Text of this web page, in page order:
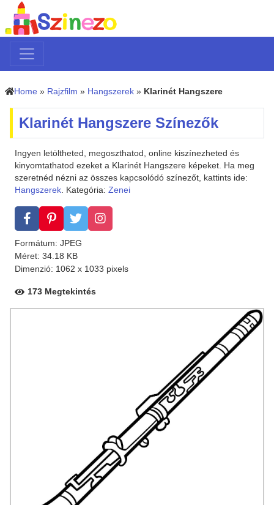
Home » Rajzfilm » Hangszerek » Klarinét Hangszere
Klarinét Hangszere Színezők
Ingyen letöltheted, megoszthatod, online kiszínezheted és
kinyomtathatod ezeket a Klarinét Hangszere képeket. Ha meg
szeretnéd nézni az összes kapcsolódó színezőt, kattints ide:
Hangszerek. Kategória: Zenei
Formátum: JPEG
Méret: 34.18 KB
Dimenzió: 1062 x 1033 pixels
173 Megtekintés